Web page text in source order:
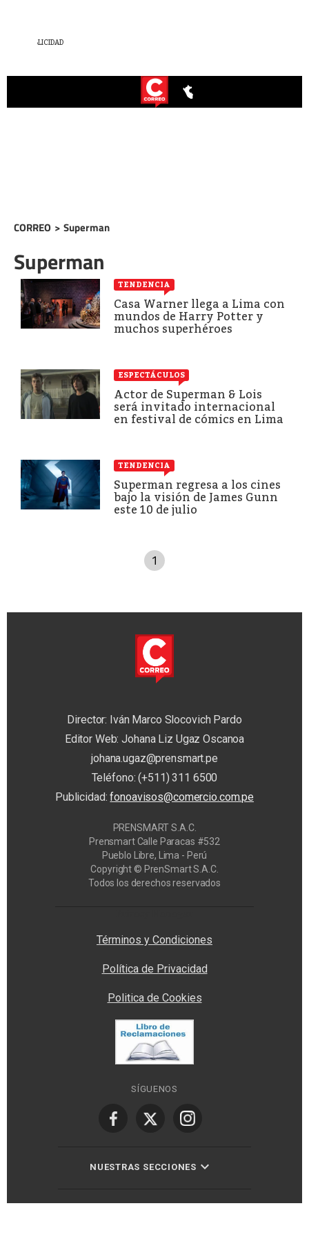
CORREO > Superman
Superman
TENDENCIA
Casa Warner llega a Lima con
mundos de Harry Potter y
muchos superhéroes
ESPECTÁCULOS
Actor de Superman & Lois
será invitado internacional
en festival de cómics en Lima
TENDENCIA
Superman regresa a los cines
bajo la visión de James Gunn
este 10 de julio
1
Director: Iván Marco Slocovich Pardo
Editor Web: Johana Liz Ugaz Oscanoa
johana.ugaz@prensmart.pe
Teléfono: (+511) 311 6500
Publicidad:fonoavisos@comercio.com.pe
PRENSMART S.A.C.
Prensmart Calle Paracas #532
Pueblo Libre, Lima - Perú
Copyright © PrenSmart S.A.C.
Todos los derechos reservados
Términos y Condiciones
Política de Privacidad
Politica de Cookies
SÍGUENOS
NUESTRAS SECCIONES